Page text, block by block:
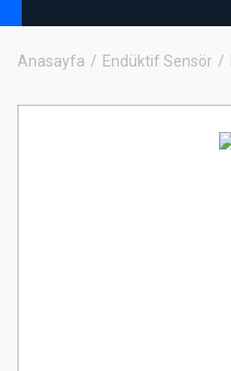
Anasayfa Endüktif Sensör